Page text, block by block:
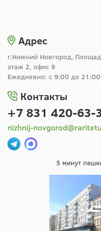
Адрес
г.Нижний Новгород,
этаж 2, офис 8
Ежедневно: с 9:00 до 21:00
Контакты
+7 831 420-63-
nizhnij-
5 минут